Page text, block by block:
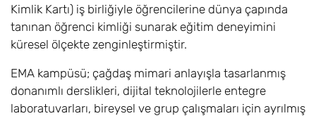
Kimlik Kartı) iş birliğiyle öğrencilerine dünya çapında
tanınan öğrenci kimliği sunarak eğitim deneyimini
küresel ölçekte zenginleştirmiştir.
EMA kampüsü; çağdaş mimari anlayışla tasarlanmış
donanımlı derslikleri, dijital teknolojilerle entegre
laboratuvarları, bireysel ve grup çalışmaları için ayrılmış